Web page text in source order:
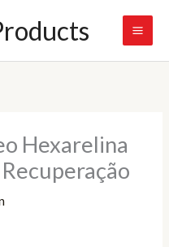
Hexarelina